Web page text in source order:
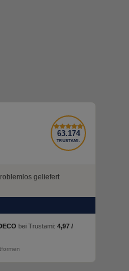
63.174
TRUSTAMI.
geliefert
bei Trustami: 4,97 /